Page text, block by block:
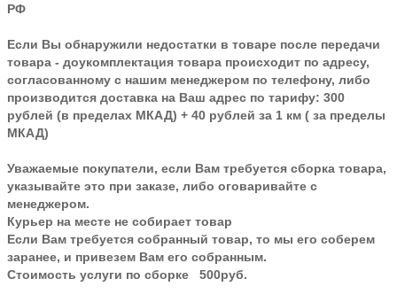
РФ
Если Вы обнаружили недостатки в товаре после передачи
товара - доукомплектация товара происходит по адресу,
согласованному с нашим менеджером по телефону, либо
производится доставка на Ваш адрес по тарифу: 300
рублей (в пределах МКАД) + 40 рублей за 1 км ( за пределы
МКАД)
Уважаемые покупатели, если Вам требуется сборка товара,
указывайте это при заказе, либо оговаривайте с
менеджером.
Курьер на месте не собирает товар
Если Вам требуется собранный товар, то мы его соберем
заранее, и привезем Вам его собранным.
Стоимость услуги по сборке 500руб.